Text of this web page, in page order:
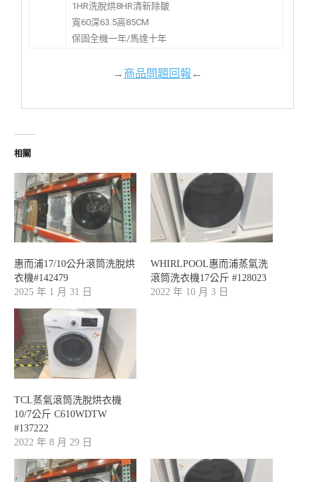
1HR洗脫烘8HR清新除皺
寬60深63.5高85CM
保固全機一年/馬達十年
→商品問題回報←
相關
惠而浦17/10公升滾筒洗脫烘
衣機#142479
2025 年 1 月 31 日
WHIRLPOOL惠而浦蒸氣洗
滾筒洗衣機17公斤 #128023
2022 年 10 月 3 日
TCL蒸氣滾筒洗脫烘衣機
10/7公斤 C610WDTW
#137222
2022 年 8 月 29 日